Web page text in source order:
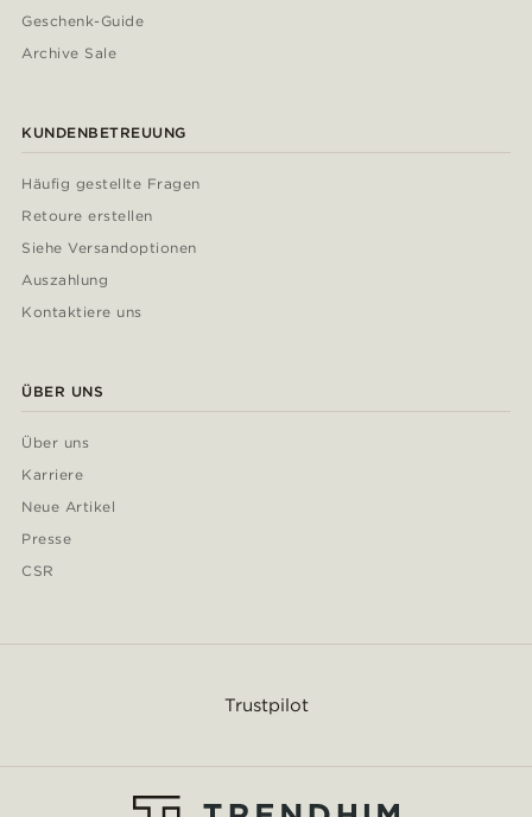
Geschenk-Guide
Archive Sale
KUNDENBETREUUNG
Häufig gestellte Fragen
Retoure erstellen
Siehe Versandoptionen
Auszahlung
Kontaktiere uns
ÜBER UNS
Über uns
Karriere
Neue Artikel
Presse
CSR
Trustpilot